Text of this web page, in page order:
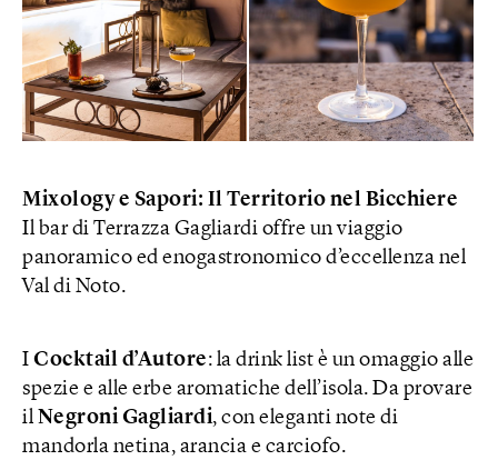
Mixology e Sapori: Il Territorio nel Bicchiere
Il bar di Terrazza Gagliardi offre un viaggio
panoramico ed enogastronomico d’eccellenza nel
Val di Noto.
I Cocktail d’Autore: la drink list è un omaggio alle
spezie e alle erbe aromatiche dell’isola. Da provare
il Negroni Gagliardi, con eleganti note di
mandorla netina, arancia e carciofo.